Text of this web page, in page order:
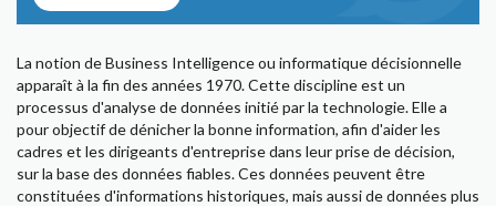
La notion de Business Intelligence ou informatique décisionnelle
apparaît à la fin des années 1970. Cette discipline est un
processus d'analyse de données initié par la technologie. Elle a
pour objectif de dénicher la bonne information, afin d'aider les
cadres et les dirigeants d'entreprise dans leur prise de décision,
sur la base des données fiables. Ces données peuvent être
constituées d'informations historiques, mais aussi de données plus